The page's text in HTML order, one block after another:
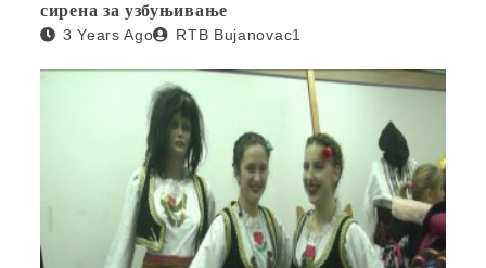
сирена за узбуњивање
3 Years Ago RTB Bujanovac1